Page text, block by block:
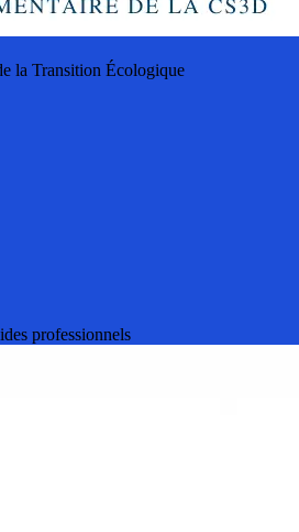
la Transition Écologique
professionnels